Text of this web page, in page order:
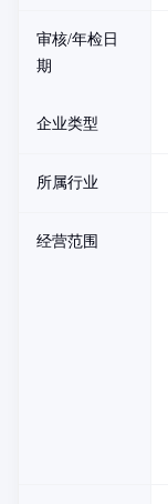
审核/年检日
期
企业类型
所属行业
经营范围